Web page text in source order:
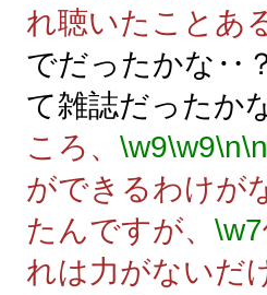
れ聴いたことあ
でだったかな‥
て雑誌だったか
ころ、 \w9\w9\n\n
ができるわけが
たんですが、 \w7
れは力がないだ